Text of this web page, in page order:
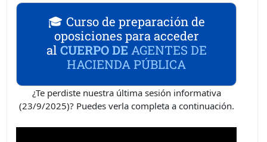
🎓 Curso de preparación de
oposiciones para acceder
al CUERPO DE AGENTES DE
HACIENDA PÚBLICA
¿Te perdiste nuestra última sesión informativa
(23/9/2025)? Puedes verla completa a continuación.